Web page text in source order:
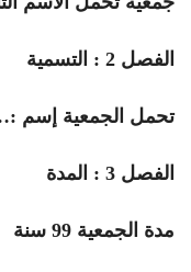
الفصل 2 : التسمية
تحمل الجمعية
الفصل 3 : المدة
مدة الجمعية 99 سنة